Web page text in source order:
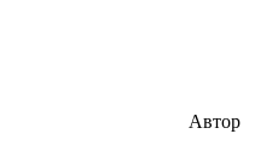
Автор